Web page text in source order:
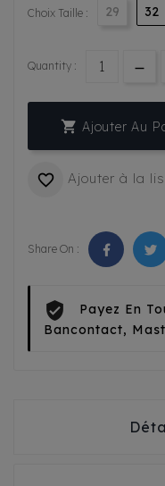
Choix Taille : 29 32
Quantity :
 Ajouter Au
 Ajouter à la
Share On :
Payez En
Bancontact,